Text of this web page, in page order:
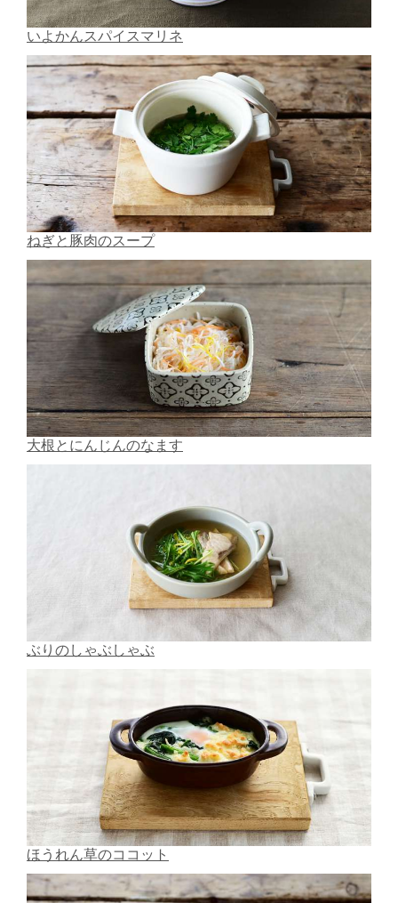
いよかんスパイスマリネ
ねぎと豚肉のスープ
大根とにんじんのなます
ぶりのしゃぶしゃぶ
ほうれん草のココット